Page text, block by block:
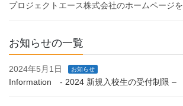
プロジェクトエース株式会社のホームページを
お知らせの一覧
2024年5月1日 お知らせ
Information - 2024 新規入校生の受付制限 –